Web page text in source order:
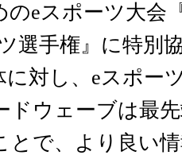
eスポーツ大会
選手権』に特別
に対し、eスポー
ドウェーブは最
とで、より良い